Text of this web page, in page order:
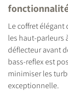
Le coffret élégant
les haut-parleurs
déflecteur avant
bass-reflex est
minimiser les
exceptionnelle.